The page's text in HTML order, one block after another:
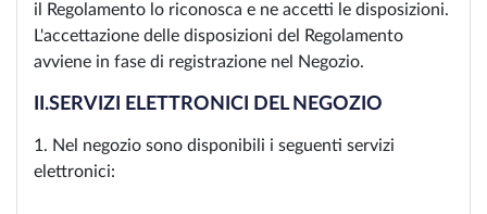
il Regolamento lo riconosca e ne accetti le disposizioni.
L'accettazione delle disposizioni del Regolamento
avviene in fase di registrazione nel Negozio.
II.SERVIZI ELETTRONICI DEL NEGOZIO
1. Nel negozio sono disponibili i seguenti servizi
elettronici: